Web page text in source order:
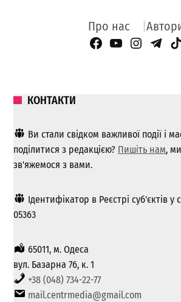
Про нас
Facebook Page
YouTube
Instagram
КОНТАКТИ
Ви стали свідком важливої ​​події і
поділитися з редакцією? Пишіть нам,
зв'яжемося з вами.
Ідентифікатор в Реєстрі суб'єктів у
05363
65011, м. Одеса
вул. Базарна 76, к. 1
+38 (048) 734-22-77
mail.centrmedia@gmail.com